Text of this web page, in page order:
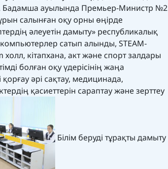
Бадамша ауылында Премьер-Министр №2
салынған оқу орны өңірде
әлеуетін дамыту» республикалық
сатып алынды, STEAM-
холл, кітапхана, акт және спорт залдары
болған оқу үдерісінің жаңа
әрі сақтау, медицинада,
қасиеттерін сараптау және зерттеу
Білім беруді тұрақты дамыту